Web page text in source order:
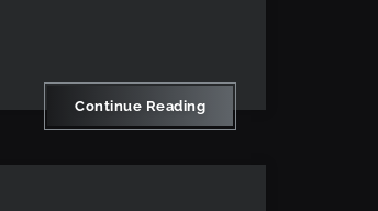
Continue Reading